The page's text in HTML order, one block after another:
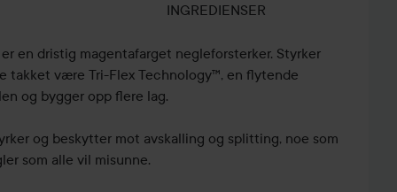
INGREDIENSER
en dristig magentafarget negleforsterker. Styrker
takket være Tri-Flex Technology™, en flytende
og bygger opp flere lag.
og beskytter mot avskalling og splitting, noe som
som alle vil misunne.